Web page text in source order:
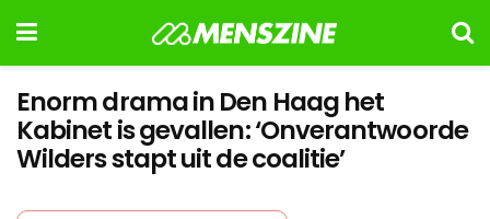
Enorm drama in Den Haag het
Kabinet is gevallen: ‘Onverantwoorde
Wilders stapt uit de coalitie’